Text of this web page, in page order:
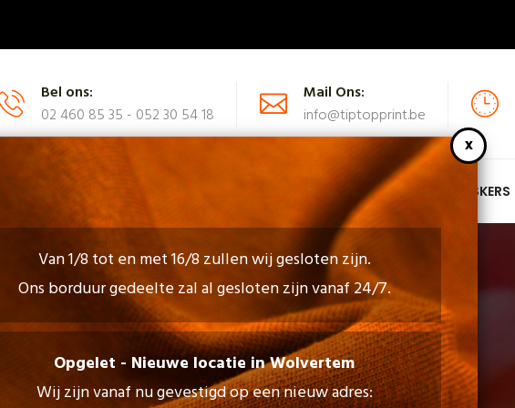
Bel ons:
02 460 85 35 - 052 30 54 18
Mail Ons:
info@tiptopprint.be
CATALOGUS NEEM CONTACT OP MASKERS
Shop
Van 1/8 tot en met 16/8 zullen wij gesloten zijn.
Ons borduur gedeelte zal al gesloten zijn vanaf 24/7.
Opgelet - Nieuwe locatie in Wolvertem
Wij zijn vanaf nu gevestigd op een nieuw adres: